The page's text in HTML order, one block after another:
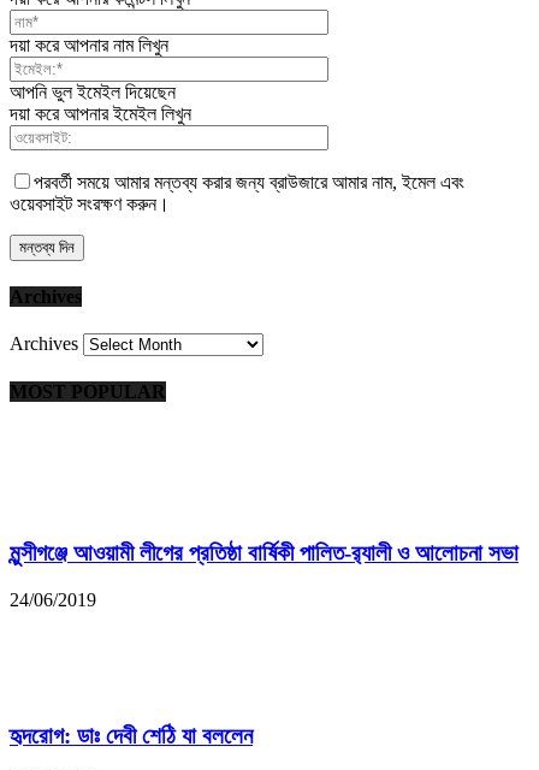
দয়া করে আপনার নাম লিখুন
আপনি ভুল ইমেইল দিয়েছেন
দয়া করে আপনার ইমেইল লিখুন
পরবর্তী সময়ে আমার মন্তব্য করার জন্য ব্রাউজারে আমার নাম, ইমেল এবং
ওয়েবসাইট সংরক্ষণ করুন।
Archives
Archives
MOST POPULAR
মুন্সীগঞ্জে আওয়ামী লীগের প্রতিষ্ঠা বার্ষিকী পালিত-র‌্যালী ও আলোচনা সভা
24/06/2019
হৃদরোগ: ডাঃ দেবী শেঠি যা বললেন